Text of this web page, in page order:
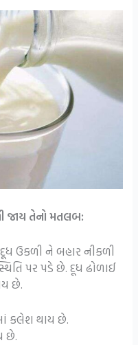
જાય તેનો મતલબ:
ઉકળી ને બહાર નીકળી
પર પડે છે. દૂધ ઢોળાઈ
છે.
કલેશ થાય છે.
છે.